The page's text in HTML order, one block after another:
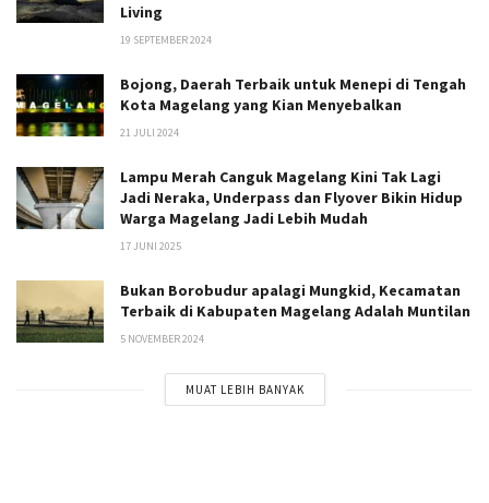
Living
19 SEPTEMBER 2024
Bojong, Daerah Terbaik untuk Menepi di Tengah
Kota Magelang yang Kian Menyebalkan
21 JULI 2024
Lampu Merah Canguk Magelang Kini Tak Lagi
Jadi Neraka, Underpass dan Flyover Bikin Hidup
Warga Magelang Jadi Lebih Mudah
17 JUNI 2025
Bukan Borobudur apalagi Mungkid, Kecamatan
Terbaik di Kabupaten Magelang Adalah Muntilan
5 NOVEMBER 2024
MUAT LEBIH BANYAK